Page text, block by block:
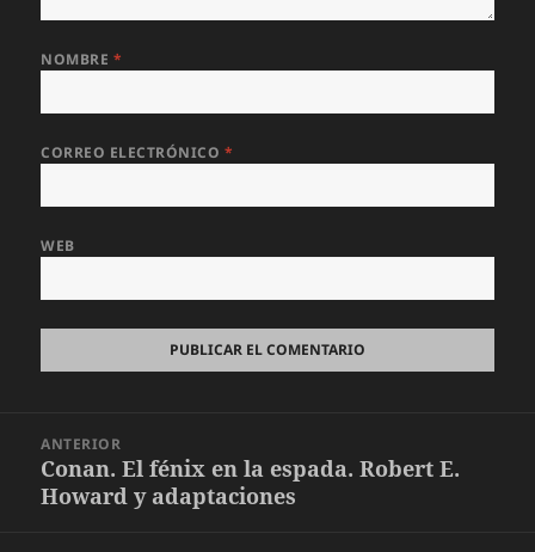
NOMBRE *
CORREO ELECTRÓNICO *
WEB
entradas
ANTERIOR
Entrada
anterior:
Conan. El fénix en la espada. Robert E.
Howard y adaptaciones